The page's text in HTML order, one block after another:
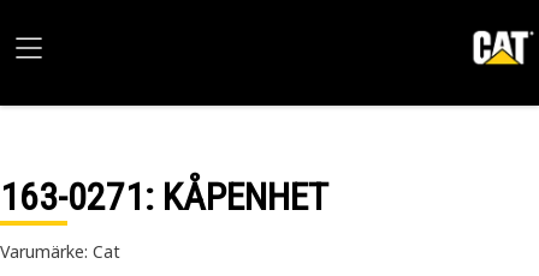
163-0271: KÅPENHET
Varumärke: Cat